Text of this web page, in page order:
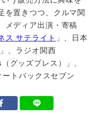
を置きつつ、クルマ関
メディア出演・寄稿
ス サテライト 」、日本
、ラジオ関西
グッズプレス）」、
ートバックスセブン